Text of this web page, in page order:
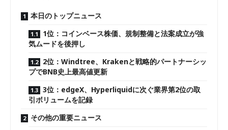
本日のトップニュース
1位：コインベース株価、規制整備と法案成立が強
気ムードを後押し
2位：Windtree、Krakenと戦略的パートナーシッ
プでBNB史上最高値更新
3位：edgeX、Hyperliquidに次ぐ業界第2位の取
引ボリュームを記録
その他の重要ニュース